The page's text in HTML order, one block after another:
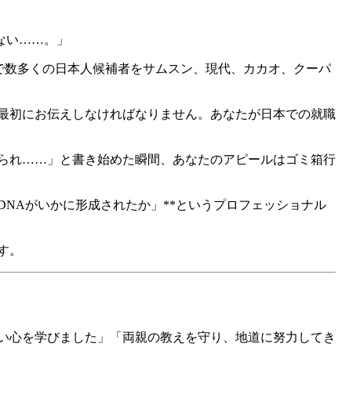
い……。」
多くの日本人候補者をサムスン、現代、カカオ、クーパ
にお伝えしなければなりません。あなたが日本での就職
れ……」と書き始めた瞬間、あなたのアピールはゴミ箱行
がいかに形成されたか」**というプロフェッショナル
。
を学びました」「両親の教えを守り、地道に努力してき